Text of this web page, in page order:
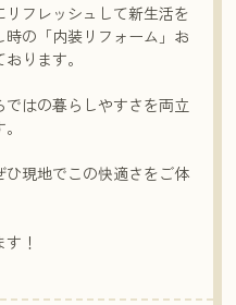
フレッシュして新生活を
の「内装リフォーム」お
ります。
はの暮らしやすさを両立
ひ現地でこの快適さをご体
！